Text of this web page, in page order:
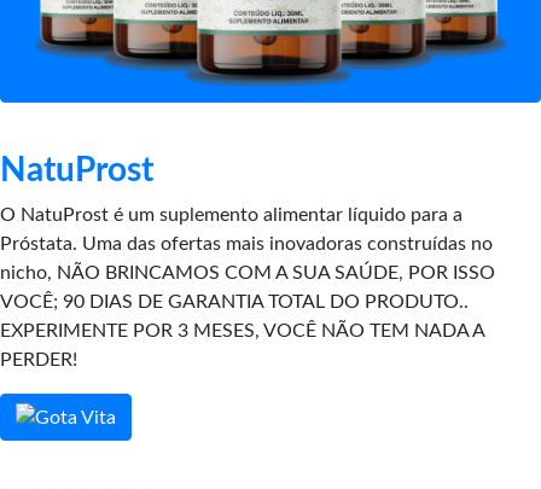
NatuProst
O NatuProst é um suplemento alimentar líquido para a
Próstata. Uma das ofertas mais inovadoras construídas no
nicho, NÃO BRINCAMOS COM A SUA SAÚDE, POR ISSO
VOCÊ; 90 DIAS DE GARANTIA TOTAL DO PRODUTO..
EXPERIMENTE POR 3 MESES, VOCÊ NÃO TEM NADA A
PERDER!